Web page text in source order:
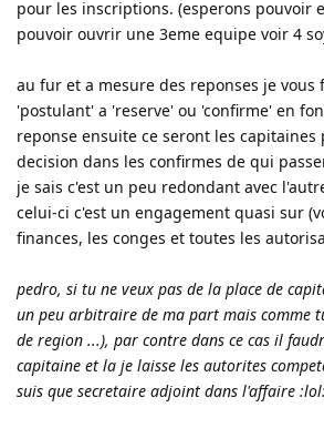
pour les inscriptions. (esperons pouvoir
pouvoir ouvrir une 3eme equipe voir 4
au fur et a mesure des reponses je vous
'postulant' a 'reserve' ou 'confirme' en
reponse ensuite ce seront les
decision dans les confirmes de qui
je sais c'est un peu redondant avec
celui-ci c'est un engagement quasi sur
finances, les conges et toutes les
pedro, si tu ne veux pas de la place de
un peu arbitraire de ma part mais comme
de region ...), par contre dans ce cas il
capitaine et la je laisse les autorites
suis que secretaire adjoint dans l'affaire :lol: